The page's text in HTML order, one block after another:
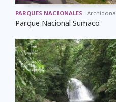
PARQUES NACIONALES Archidona
Parque Nacional Sumaco